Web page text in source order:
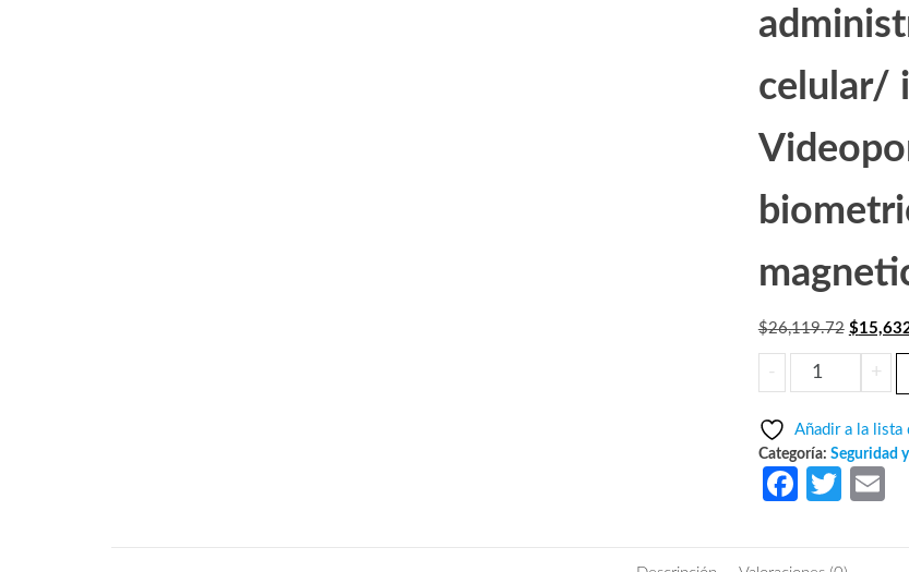
celular/
$26,119.72 El
precio
original
$
-
WULIAN
SMARTDOORP
Paquete
de
automatización
+
Añadir a la lista
Categoría: Seguridad
Fa
T